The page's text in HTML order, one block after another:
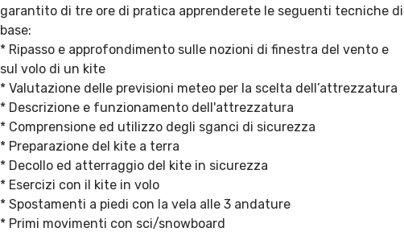
garantito di tre ore di pratica apprenderete le seguenti tecniche di
base:
* Ripasso e approfondimento sulle nozioni di finestra del vento e
sul volo di un kite
* Valutazione delle previsioni meteo per la scelta dell’attrezzatura
* Descrizione e funzionamento dell'attrezzatura
* Comprensione ed utilizzo degli sganci di sicurezza
* Preparazione del kite a terra
* Decollo ed atterraggio del kite in sicurezza
* Esercizi con il kite in volo
* Spostamenti a piedi con la vela alle 3 andature
* Primi movimenti con sci/snowboard